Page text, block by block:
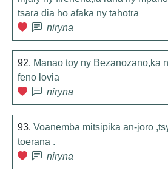
tsara dia ho afaka ny tahotra
niryna
92. Manao toy ny Bezanozano,ka
feno lovia
niryna
93. Voanemba mitsipika an-joro
toerana .
niryna